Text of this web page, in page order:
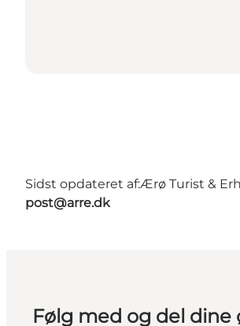
Sidst opdateret af:Ærø Turist &
post@arre.dk
Følg med og del dine